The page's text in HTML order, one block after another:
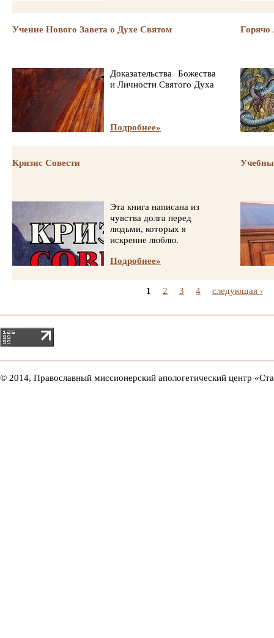
Учение Нового Завета о Духе Святом
Доказательства Божества
и Личности Святого Духа
Подробнее»
Горячо
Кризис Совести
Эта книга написана из
чувства долга перед
людьми, которых я
искренне люблю.
Подробнее»
1 2 3 4 следующая ›
© 2014, Православный миссионерский апологетический центр